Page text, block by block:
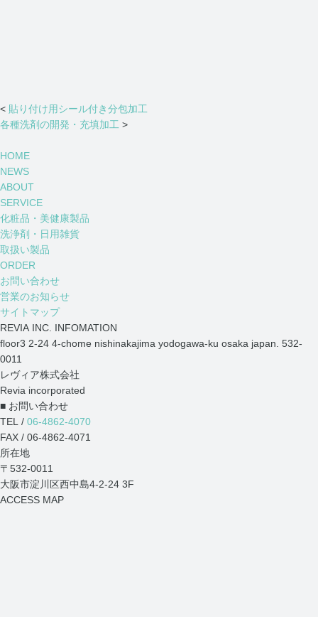
< 貼り付け用シール付き分包加工
各種洗剤の開発・充填加工 >
HOME
NEWS
ABOUT
SERVICE
化粧品・美健康製品
洗浄剤・日用雑貨
取扱い製品
ORDER
お問い合わせ
営業のお知らせ
サイトマップ
REVIA INC. INFOMATION
floor3 2-24 4-chome nishinakajima yodogawa-ku osaka japan. 532-
0011
レヴィア株式会社
Revia incorporated
■ お問い合わせ
TEL / 06-4862-4070
FAX / 06-4862-4071
所在地
〒532-0011
大阪市淀川区西中島4-2-24 3F
ACCESS MAP